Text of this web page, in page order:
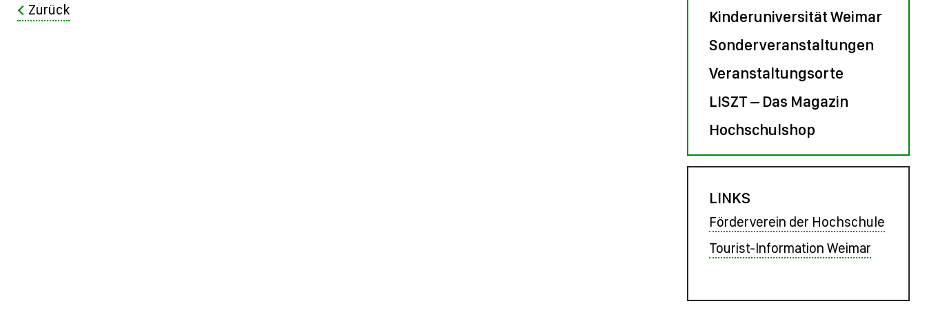
Zurück
Kinderuniversität Weimar
Sonderveranstaltungen
Veranstaltungsorte
LISZT – Das Magazin
Hochschulshop
LINKS
Förderverein der Hochschule
Tourist-Information Weimar